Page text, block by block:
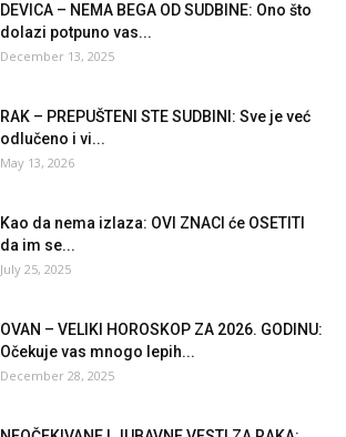
DEVICA – NEMA BEGA OD SUDBINE: Ono što
dolazi potpuno vas...
December 13, 2025
RAK – PREPUŠTENI STE SUDBINI: Sve je već
odlučeno i vi...
May 13, 2026
Kao da nema izlaza: OVI ZNACI će OSETITI
da im se...
July 25, 2025
OVAN – VELIKI HOROSKOP ZA 2026. GODINU:
Očekuje vas mnogo lepih...
December 28, 2025